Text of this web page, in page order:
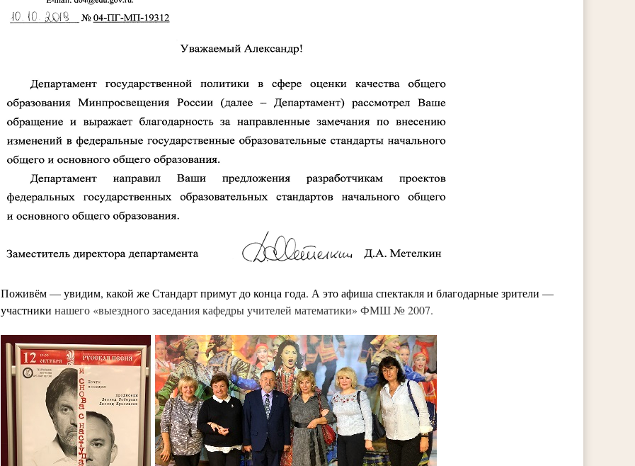
Поживём — увидим, какой же Стандарт примут до конца года. А это афиша спектакля и благодарные зрители —
участники нашего «выездного заседания кафедры учителей математики» ФМШ № 2007.